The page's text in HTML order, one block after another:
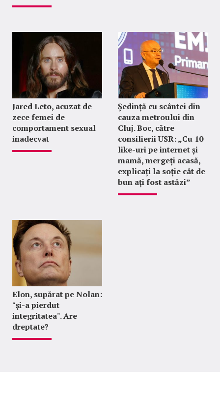
Jared Leto, acuzat de
zece femei de
comportament sexual
inadecvat
Ședință cu scântei din
cauza metroului din
Cluj. Boc, către
consilierii USR: „Cu 10
like-uri pe internet și
mamă, mergeți acasă,
explicați la soție cât de
bun ați fost astăzi”
Elon, supărat pe Nolan:
"şi-a pierdut
integritatea". Are
dreptate?